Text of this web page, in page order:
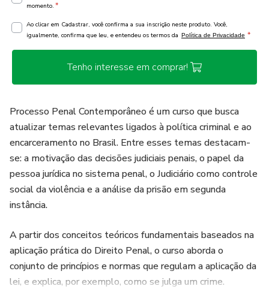
momento. *
Ao clicar em Cadastrar, você confirma a sua inscrição neste produto. Você,
igualmente, confirma que leu, e entendeu os termos da Política de Privacidade *
Tenho interesse em comprar!
Processo Penal Contemporâneo é um curso que busca
atualizar temas relevantes ligados à política criminal e ao
encarceramento no Brasil. Entre esses temas destacam-
se: a motivação das decisões judiciais penais, o papel da
pessoa jurídica no sistema penal, o Judiciário como controle
social da violência e a análise da prisão em segunda
instância.
A partir dos conceitos teóricos fundamentais baseados na
aplicação prática do Direito Penal, o curso aborda o
conjunto de princípios e normas que regulam a aplicação da
lei, e explica, por exemplo, como se julga um crime.